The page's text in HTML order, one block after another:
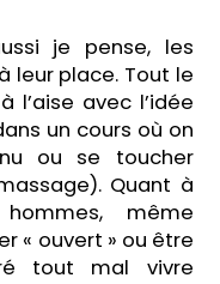
je pense, les
leur place. Tout le
l’aise avec l’idée
un cours où on
ou se toucher
Quant à
même
« ouvert » ou être
tout mal vivre